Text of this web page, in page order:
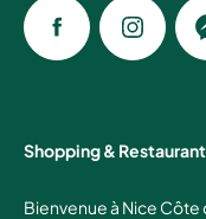
Shopping &
Bienvenue à Nice Côte
Facebook